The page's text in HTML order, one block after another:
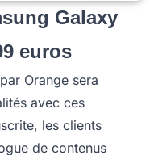
Galaxy
euros
Orange sera
avec ces
les clients
de contenus